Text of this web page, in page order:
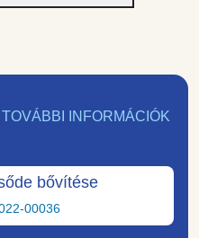
TOVÁBBI INFORMÁCIÓK
bővítése
00036